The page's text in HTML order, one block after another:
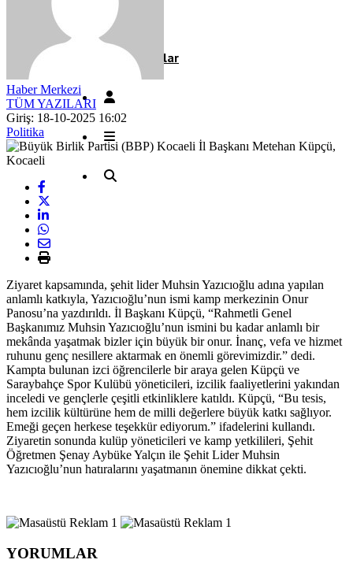
Röportaj
Resmi İlanlar
Haber Merkezi
TÜM YAZILARI
Giriş: 18-10-2025 16:02
Politika
Ziyaret kapsamında, şehit lider Muhsin Yazıcıoğlu adına yapılan
anlamlı katkıyla, Yazıcıoğlu’nun ismi kamp merkezinin Onur
Panosu’na yazdırıldı. İl Başkanı Küpçü, “Rahmetli Genel
Başkanımız Muhsin Yazıcıoğlu’nun ismini bu kadar anlamlı bir
mekânda yaşatmak bizler için büyük bir onur. İnanç, vefa ve hizmet
ruhunu genç nesillere aktarmak en önemli görevimizdir.” dedi.
Kampta bulunan izci öğrencilerle bir araya gelen Küpçü ve
Saraybahçe Spor Kulübü yöneticileri, izcilik faaliyetlerini yakından
inceledi ve gençlerle çeşitli etkinliklere katıldı. Küpçü, “Bu tesis,
hem izcilik kültürüne hem de milli değerlere büyük katkı sağlıyor.
Emeği geçen herkese teşekkür ediyorum.” ifadelerini kullandı.
Ziyaretin sonunda kulüp yöneticileri ve kamp yetkilileri, Şehit
Öğretmen Şenay Aybüke Yalçın ile Şehit Lider Muhsin
Yazıcıoğlu’nun hatıralarını yaşatmanın önemine dikkat çekti.
YORUMLAR